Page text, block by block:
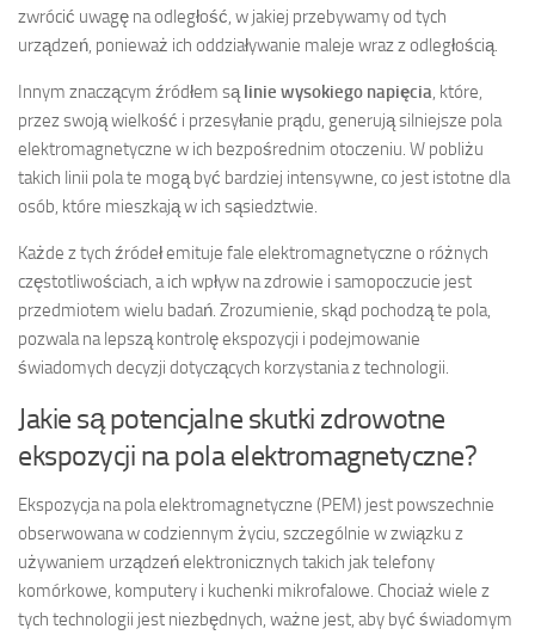
zwrócić uwagę na odległość, w jakiej przebywamy od tych
urządzeń, ponieważ ich oddziaływanie maleje wraz z odległością.
Innym znaczącym źródłem sąlinie wysokiego napięcia, które,
przez swoją wielkość i przesyłanie prądu, generują silniejsze pola
elektromagnetyczne w ich bezpośrednim otoczeniu. W pobliżu
takich linii pola te mogą być bardziej intensywne, co jest istotne dla
osób, które mieszkają w ich sąsiedztwie.
Każde z tych źródeł emituje fale elektromagnetyczne o różnych
częstotliwościach, a ich wpływ na zdrowie i samopoczucie jest
przedmiotem wielu badań. Zrozumienie, skąd pochodzą te pola,
pozwala na lepszą kontrolę ekspozycji i podejmowanie
świadomych decyzji dotyczących korzystania z technologii.
Jakie są potencjalne skutki zdrowotne
ekspozycji na pola elektromagnetyczne?
Ekspozycja na pola elektromagnetyczne (PEM) jest powszechnie
obserwowana w codziennym życiu, szczególnie w związku z
używaniem urządzeń elektronicznych takich jak telefony
komórkowe, komputery i kuchenki mikrofalowe. Chociaż wiele z
tych technologii jest niezbędnych, ważne jest, aby być świadomym